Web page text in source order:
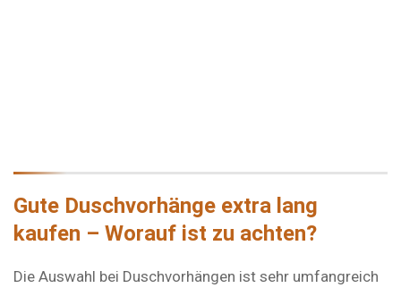
Gute Duschvorhänge extra lang
kaufen – Worauf ist zu achten?
Die Auswahl bei Duschvorhängen ist sehr umfangreich